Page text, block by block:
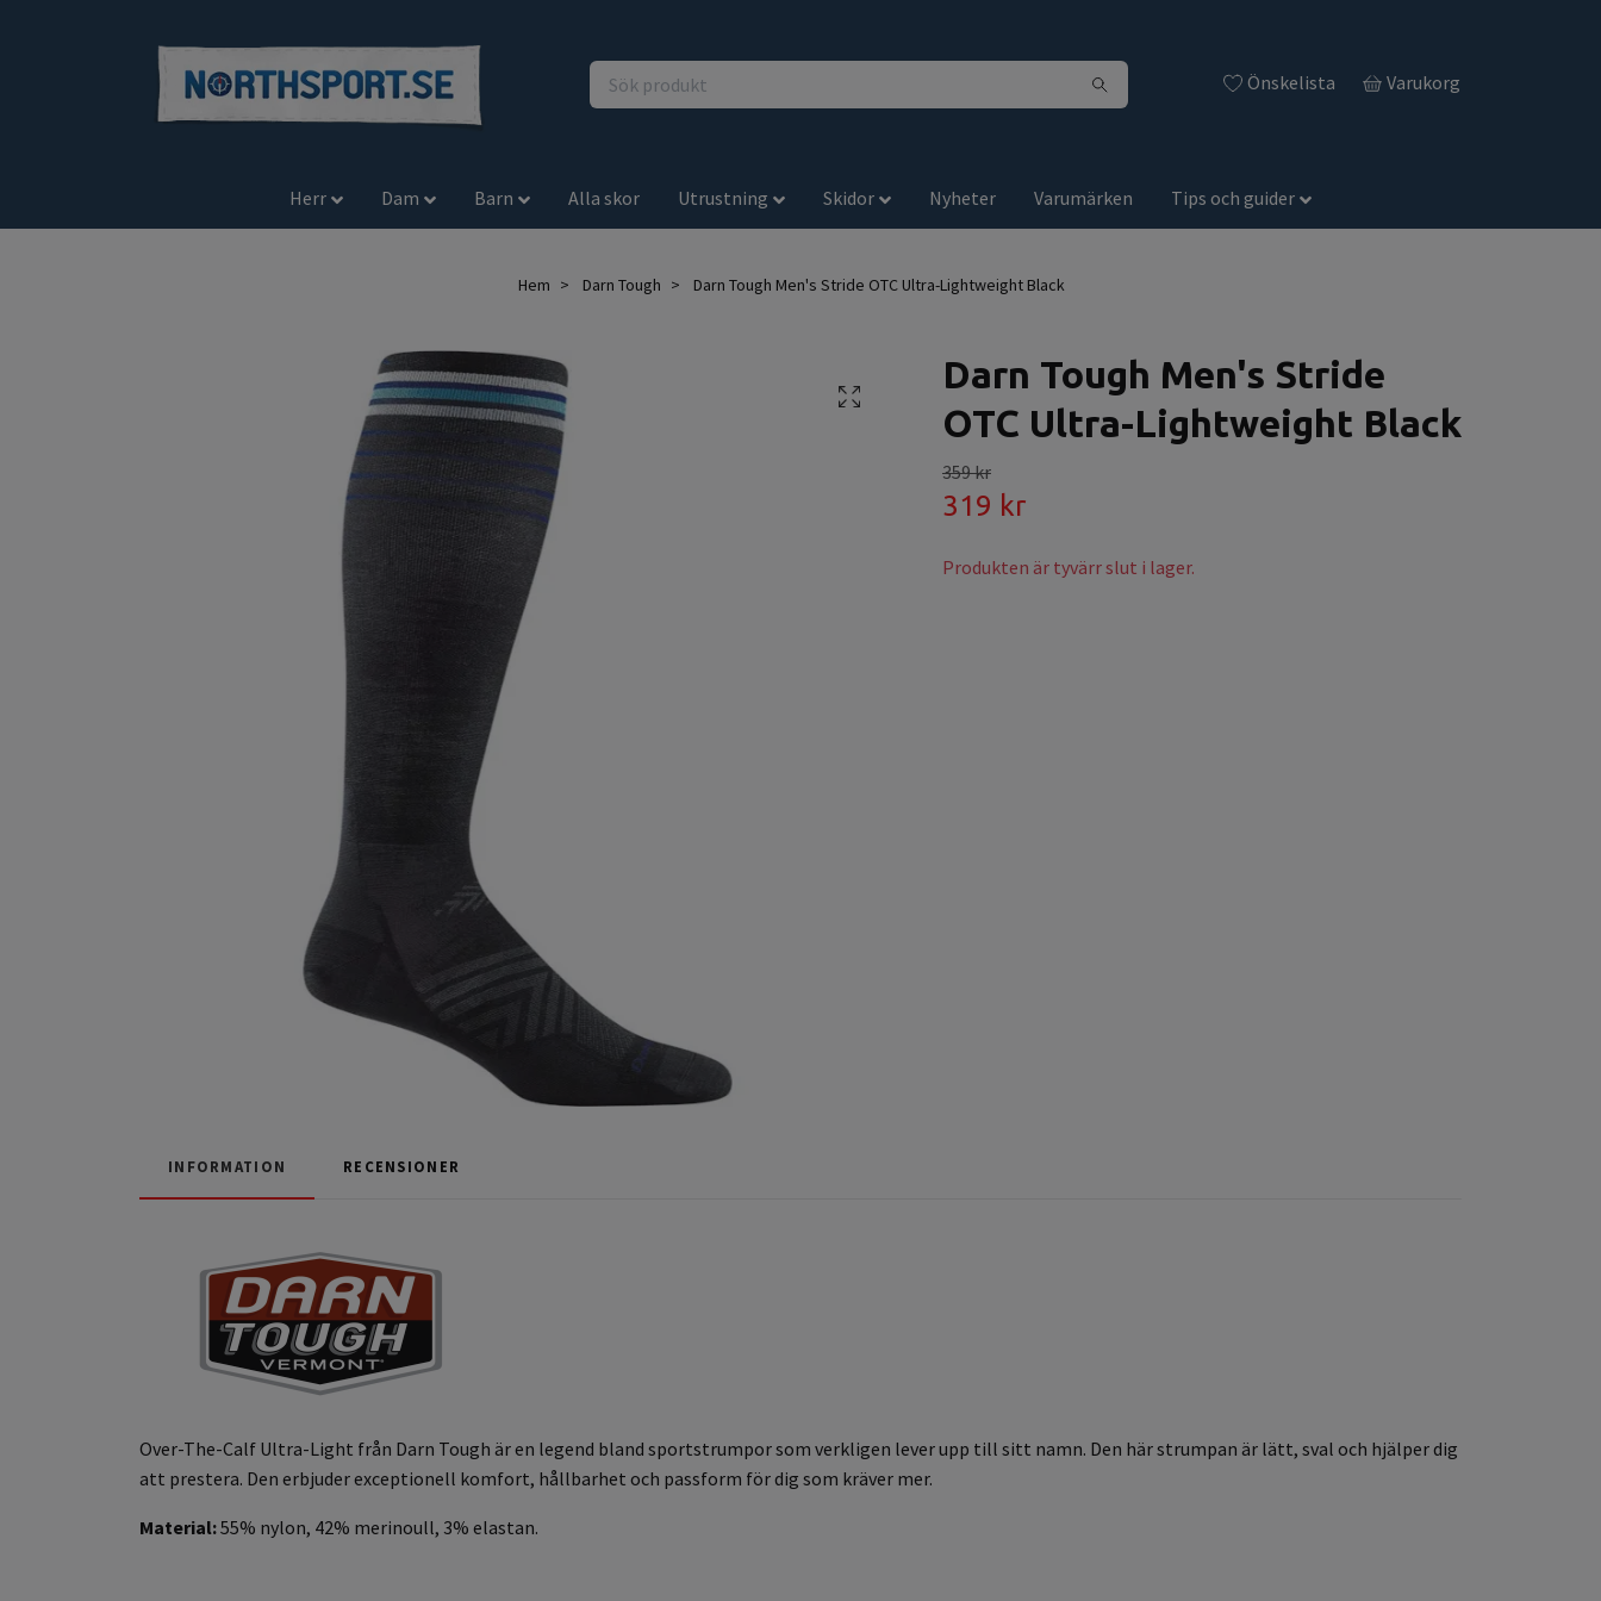
Önskelista Varukorg
Herr Dam Barn Alla skor Utrustning Skidor Nyheter Varumärken Tips och guider
Hem Darn Tough Darn Tough Men's Stride OTC Ultra-Lightweight Black
Darn Tough Men's Stride
OTC Ultra-Lightweight Black
359 kr
319 kr
Produkten är tyvärr slut i lager.
INFORMATION RECENSIONER
Over-The-Calf Ultra-Light från Darn Tough är en legend bland sportstrumpor som verkligen lever upp till sitt namn. Den här strumpan är lätt, sval och hjälper dig
att prestera. Den erbjuder exceptionell komfort, hållbarhet och passform för dig som kräver mer.
Material:55% nylon, 42% merinoull, 3% elastan.